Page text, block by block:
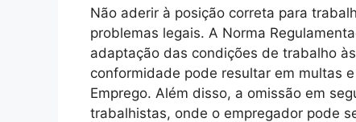
Não aderir à posição correta para
problemas legais. A Norma
adaptação das condições de trabalho
conformidade pode resultar em multas
Emprego. Além disso, a omissão em
trabalhistas, onde o empregador pode